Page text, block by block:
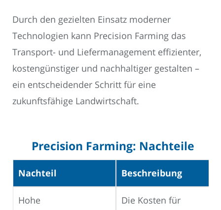
Durch den gezielten Einsatz moderner
Technologien kann Precision Farming das
Transport- und Liefermanagement effizienter,
kostengünstiger und nachhaltiger gestalten –
ein entscheidender Schritt für eine
zukunftsfähige Landwirtschaft.
Precision Farming: Nachteile
Nachteil Beschreibung
Hohe
Die Kosten für